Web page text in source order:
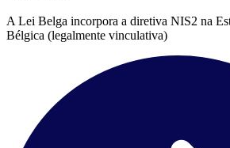
A Lei Belga incorpora a diretiva NIS2 na
Bélgica (legalmente vinculativa)